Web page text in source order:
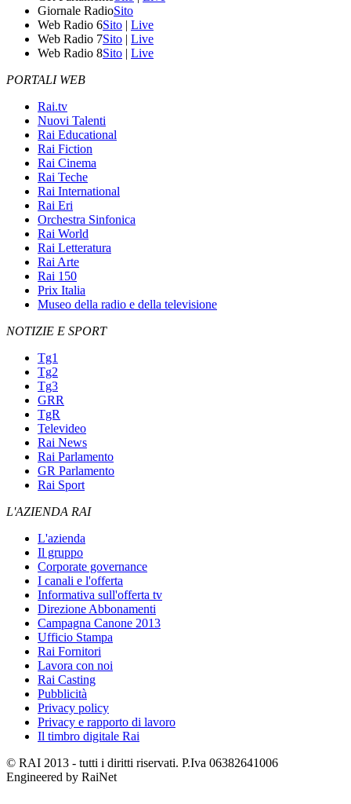
Giornale RadioSito
Web Radio 6Sito | Live
Web Radio 7Sito | Live
Web Radio 8Sito | Live
PORTALI WEB
Rai.tv
Nuovi Talenti
Rai Educational
Rai Fiction
Rai Cinema
Rai Teche
Rai International
Rai Eri
Orchestra Sinfonica
Rai World
Rai Letteratura
Rai Arte
Rai 150
Prix Italia
Museo della radio e della televisione
NOTIZIE E SPORT
Tg1
Tg2
Tg3
GRR
TgR
Televideo
Rai News
Rai Parlamento
GR Parlamento
Rai Sport
L'AZIENDA RAI
L'azienda
Il gruppo
Corporate governance
I canali e l'offerta
Informativa sull'offerta tv
Direzione Abbonamenti
Campagna Canone 2013
Ufficio Stampa
Rai Fornitori
Lavora con noi
Rai Casting
Pubblicità
Privacy policy
Privacy e rapporto di lavoro
Il timbro digitale Rai
© RAI 2013 - tutti i diritti riservati. P.Iva 06382641006
Engineered by RaiNet